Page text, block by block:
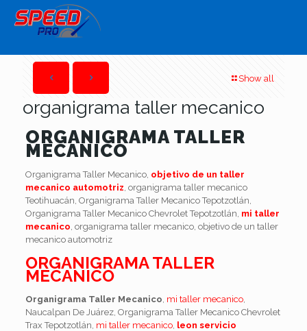
Show all
organigrama taller mecanico
ORGANIGRAMA TALLER
MECANICO
Organigrama Taller Mecanico, objetivo de un taller
mecanico automotriz, organigrama taller mecanico
Teotihuacán, Organigrama Taller Mecanico Tepotzotlán,
Organigrama Taller Mecanico Chevrolet Tepotzotlán, mi taller
mecanico, organigrama taller mecanico, objetivo de un taller
mecanico automotriz
ORGANIGRAMA TALLER
MECANICO
Organigrama Taller Mecanico, mi taller mecanico,
Naucalpan De Juárez, Organigrama Taller Mecanico Chevrolet
Trax Tepotzotlán, mi taller mecanico, leon servicio